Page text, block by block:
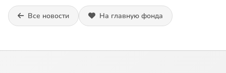
Все новости На главную фонда